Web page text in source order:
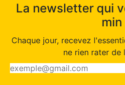
La newsletter qui
min
Chaque jour, recevez
ne rien rater de